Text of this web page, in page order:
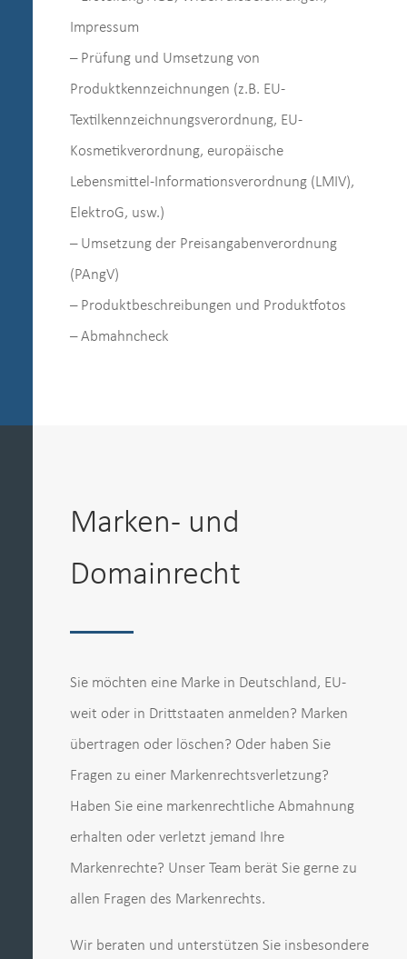
Impressum
– Prüfung und Umsetzung von
Produktkennzeichnungen (z.B. EU-
Textilkennzeichnungsverordnung, EU-
Kosmetikverordnung, europäische
Lebensmittel-Informationsverordnung (LMIV),
ElektroG, usw.)
– Umsetzung der Preisangabenverordnung
(PAngV)
– Produktbeschreibungen und Produktfotos
– Abmahncheck
Marken- und
Domainrecht
Sie möchten eine Marke in Deutschland, EU-
weit oder in Drittstaaten anmelden? Marken
übertragen oder löschen? Oder haben Sie
Fragen zu einer Markenrechtsverletzung?
Haben Sie eine markenrechtliche Abmahnung
erhalten oder verletzt jemand Ihre
Markenrechte? Unser Team berät Sie gerne zu
allen Fragen des Markenrechts.
Wir beraten und unterstützen Sie insbesondere